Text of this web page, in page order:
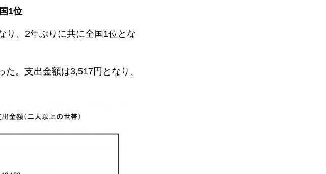
1位
り、2年ぶりに共に全国1位とな
。支出金額は3,517円となり、